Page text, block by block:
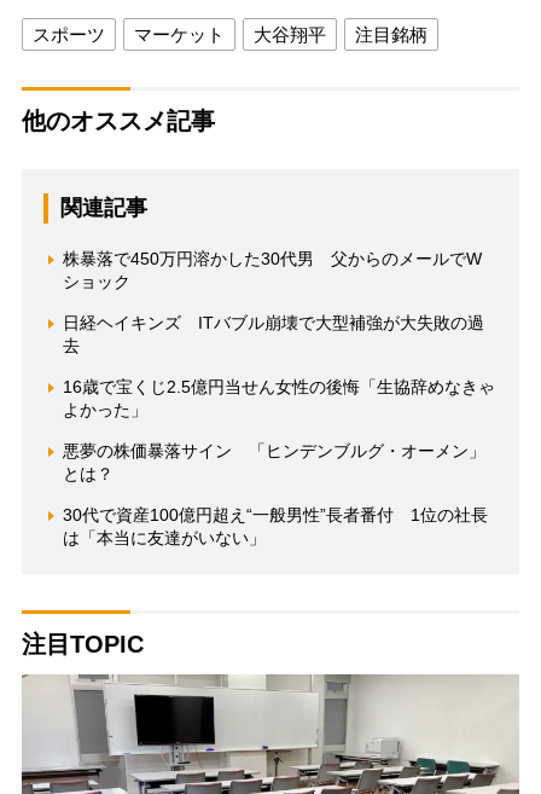
スポーツ マーケット 大谷翔平 注目銘柄
他のオススメ記事
関連記事
株暴落で450万円溶かした30代男 父からのメールでW
ショック
日経ヘイキンズ ITバブル崩壊で大型補強が大失敗の過
去
16歳で宝くじ2.5億円当せん女性の後悔「生協辞めなきゃ
よかった」
悪夢の株価暴落サイン 「ヒンデンブルグ・オーメン」
とは？
30代で資産100億円超え“一般男性”長者番付 1位の社長
は「本当に友達がいない」
注目TOPIC